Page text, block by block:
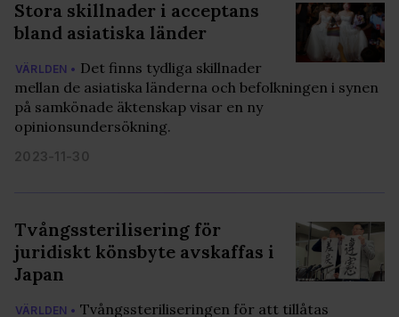
Stora skillnader i acceptans
bland asiatiska länder
VÄRLDEN • Det finns tydliga skillnader
mellan de asiatiska länderna och befolkningen i synen
på samkönade äktenskap visar en ny
opinionsundersökning.
2023-11-30
Tvångssterilisering för
juridiskt könsbyte avskaffas i
Japan
VÄRLDEN • Tvångssteriliseringen för att tillåtas